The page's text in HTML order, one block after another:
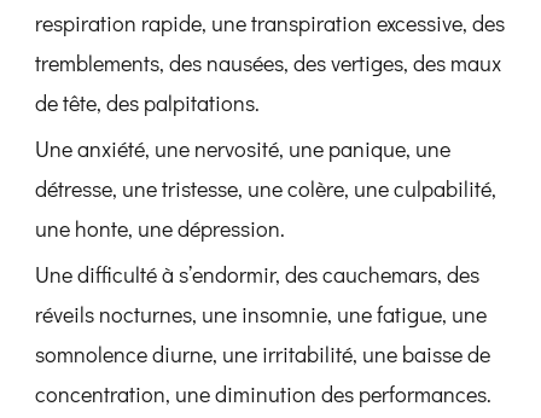
respiration rapide, une transpiration excessive, des
tremblements, des nausées, des vertiges, des maux
de tête, des palpitations.
Une anxiété, une nervosité, une panique, une
détresse, une tristesse, une colère, une culpabilité,
une honte, une dépression.
Une difficulté à s’endormir, des cauchemars, des
réveils nocturnes, une insomnie, une fatigue, une
somnolence diurne, une irritabilité, une baisse de
concentration, une diminution des performances.